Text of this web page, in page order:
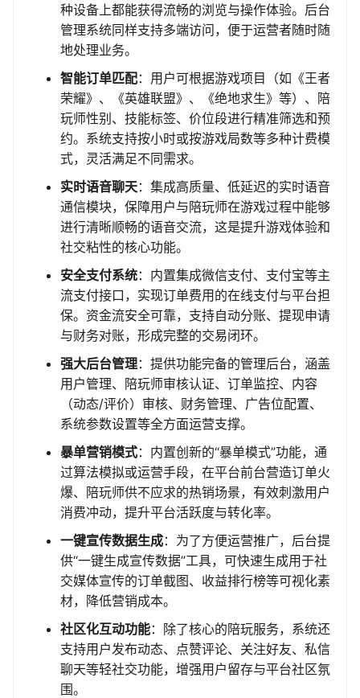
种设备上都能获得流畅的浏览与操作体验。后台
管理系统同样支持多端访问，便于运营者随时随
地处理业务。
智能订单匹配：用户可根据游戏项目（如《王者
荣耀》、《英雄联盟》、《绝地求生》等）、陪
玩师性别、技能标签、价位段进行精准筛选和预
约。系统支持按小时或按游戏局数等多种计费模
式，灵活满足不同需求。
实时语音聊天：集成高质量、低延迟的实时语音
通信模块，保障用户与陪玩师在游戏过程中能够
进行清晰顺畅的语音交流，这是提升游戏体验和
社交粘性的核心功能。
安全支付系统：内置集成微信支付、支付宝等主
流支付接口，实现订单费用的在线支付与平台担
保。资金流安全可靠，支持自动分账、提现申请
与财务对账，形成完整的交易闭环。
强大后台管理：提供功能完备的管理后台，涵盖
用户管理、陪玩师审核认证、订单监控、内容
（动态/评价）审核、财务管理、广告位配置、
系统参数设置等全方面运营支撑。
暴单营销模式：内置创新的“暴单模式”功能，通
过算法模拟或运营手段，在平台前台营造订单火
爆、陪玩师供不应求的热销场景，有效刺激用户
消费冲动，提升平台活跃度与转化率。
一键宣传数据生成：为了方便运营推广，后台提
供“一键生成宣传数据”工具，可快速生成用于社
交媒体宣传的订单截图、收益排行榜等可视化素
材，降低营销成本。
社区化互动功能：除了核心的陪玩服务，系统还
支持用户发布动态、点赞评论、关注好友、私信
聊天等轻社交功能，增强用户留存与平台社区氛
围。